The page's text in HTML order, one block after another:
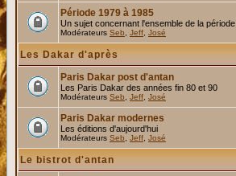
Période 1979 à 1985
Un sujet concernant l'ensemble de la période
Modérateurs Seb Jeff José
Les Dakar d'après
Paris Dakar post d'antan
Les Paris Dakar des années fin 80 et 90
Modérateurs Seb Jeff José
Paris Dakar modernes
Les éditions d'aujourd'hui
Modérateurs Seb Jeff José
Le bistrot d'antan